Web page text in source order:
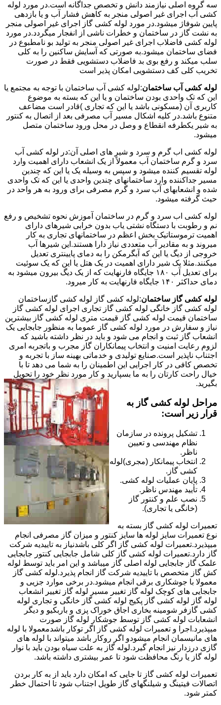
سه گروه اصلی نیازمند دانش و تخصص جداگانه است.در مورد لوله
کشی آب اجرای غیر اصولی منجر به کاهش فشار آب و یا بازدهی
پایین شوفاژ میشود.در مورد لوله کشی گاز اجرای غیر اصولی منجر
به نشت گاز در ساختمان و خطرات ناشی از انفجار میگردد.در مورد
لوله کشی فاضلاب اجرای غیر اصولی منجر به تولید بو نامطبوع در
فضای ساختمان میشود.به صورتی که آسایش ساکنین را به کلی
سلب میکند و رفع بوی بد فاضلاب دستشویی فقط در صورت
تخریب کلی کف دستشویی امکان پذیر است
لوله کشی آب ساختمان:لوله کشی آب ساختمان با توجه به مجتمع یا
این که تک واحدی بودن ساختمان و یا این که بسته به موضوع
کاربری آن (مسکونی باشد یا این که تجاری )قادر است مضاعف
متنوع باشد.در کلیه اشکال مسیر آب مصرفی بعد از اتصال به کنتور
به شیر یکطرفه انقطاع و وصل در محل ورود ساختمان متصل
میشود.
لوله کشی اب گرم و سرد و شیر های اصلی آن:در لوله کشی آب
سرد و گرم ساختمان آب معمولاً از یک انشعاب دارای اهمیت وارد
لوله تقسیم کننده میشود و سپس به وسیله یک یا این که چندین
مسیر جداکننده وارد ساختمانهای چندین واحدی یا این که تک واحدی
شده و انشعابهای آب سرد و گرم مصرفی برای ورود به هر واحد در
حیث گرفته میشود.
لوله کشی اب سرد و گرم در ساختمان آموزش نحوه تشخیص و رفع
نم و رطوبت با دستگاه نشتی یاب بدون خرابی شیرهای دارای
اهمیت ترموستاتیک بخش اعظم در ساختمانهای تجاری به کار
میروند و به مقادیر آب متعددی نیاز دارا هستند.این شیرها آب
خروجی از دیگ یا این که آبگرمکن را به دمای پایینتری تعدیل
میکنند.مثلا یک شیر دارای اهمیت در یک هتل یا این که یک سوئیت
برای تعدیل آب ۱۸۰ جایگاه فارنهایت که از یک دیگ بیرون میشود به
دمای حداکثر ۱۴۰ جایگاه فارنهایت به کار میرود.
لوله کشی گاز ساختمان:لوله کشی گاز لوله کشی گازساختمان
لوله کشی گاز خانگی لوله کشی گاز تجاری اجرای لوله کشی گاز
ساختمان قیمت لوله کشی گاز قیمت متری لوله کشی گاز بیشترین
نیاز و سفارش در مورد لوله کشی گاز عموما به منظور جابجایی یک
انشعاب گاز ثبت و انجام می شود و باید در نظر داشته باشید که
لزوم رعایت امنیت و انتخاب پیمانکاران گاز مجرب و باتجربه امری
اجتناب ناپذیر است.صنایع تولیدی و خدماتی بهینه ساز با تجربه و
تخصص کافی در کار اجرایی این اطمینان را به شما می دهد تا با
خیال راحت کارتان را به ما بسپارید و کار مورد نظر خود را تحویل
بگیرید.
مراحل لوله کشی گاز به
قرار زیر است:
تشکیل پرونده در سازمان
نظام مهندسی و تعیین
ناظر.
انتخاب پیمانکار (مجری)لوله
کشی گاز.
پایان عملیات لوله کشی.
تأیید مهندس ناظر.
نصب علم و کنتور گاز
(خانگی یا تجاری).
تعمیرات لوله کشی گاز بسته به
نوع تعمیرات سایز لوله ها سایز کنتور و میزان گاز مصرفی انجام
میپذیرد.تعمیرات لوله کشی گاز اگر کلی باشدنیاز به تاییدیه شرکت
گاز دارد.تعمیرات لوله کشی گاز کلی شامل جابجایی کنتور جابجایی
علمک گاز جابجایی لوله اصلی گاز میباشد و این امر باید توسط لوله
کش گاز متخصص با تاییدیه شرکت گاز انجام پذیرد.لوله کشی گاز
معمولا با جوشکاری برقی انجام میشود.در برخی موارد جزیی و
جابجایی های کوچک لوله گاز تغییر مسیر لوله گاز تغییر انشعاب
لوله گاز لوله کشی گاز پکیج لوله کشی گاز خانگی و تجاری لوله
کشی گازفر شومینه بخاری اجاق خوراک پزی و باربکیو و دیگر
انشعابات لوله کشی گاز توسط جوشکار لوله گاز صورت
میپذیرد.اجرا و تعمیرات لوله کشی گاز اگر توکار باشدمعمولا با لوله
های مانیسمان انجام میشودو اگر روکار باشد میتواند با لوله های
گازی درزدار نیز انجام گیرد.لوله گاز به علت سیاه بودن باید با نوار
لوله گاز یا رنگ محافظت شود تا عمر بیشتری داشته باشد.
تعمیرات لوله کشی گاز تا جایی که امکان دارد باید از به کار بردن
اتصالات فیتینگ و شیلنگهای گاز طویل اجتناب شود تا احتمال خطر
کمتر شود.